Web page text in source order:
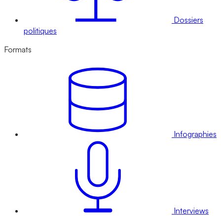
Dossiers
politiques
Formats
Infographies
Interviews